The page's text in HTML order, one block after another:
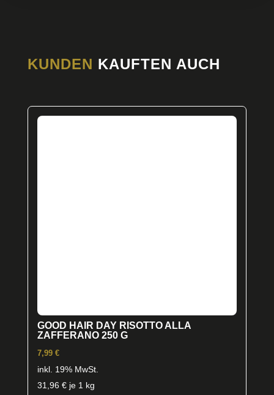
KUNDEN KAUFTEN AUCH
GOOD HAIR DAY RISOTTO ALLA
ZAFFERANO 250 G
7,99 €
inkl. 19% MwSt.
31,96 €je 1 kg